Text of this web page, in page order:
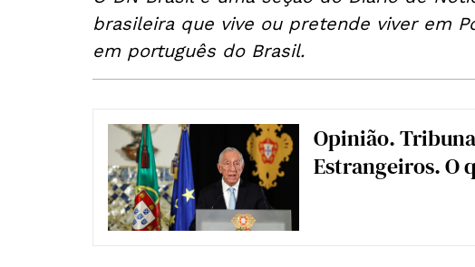
brasileira que vive ou pretende viver em
em português do Brasil.
Opinião.
Estrangeiros. O